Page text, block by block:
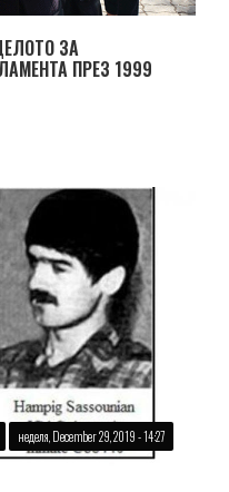
ЗА
ПРЕЗ 1999
неделя, December 29, 2019 - 14:27